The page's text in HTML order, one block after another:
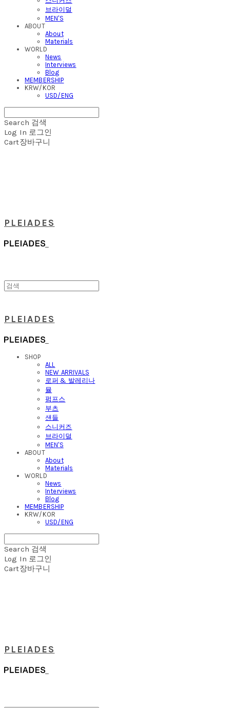
브라이덜
MEN'S
ABOUT
About
Materials
WORLD
News
Interviews
Blog
MEMBERSHIP
KRW/KOR
USD/ENG
Search 검색
Log In 로그인
Cart장바구니
PLEIADES
PLEIADES
SHOP
ALL
NEW ARRIVALS
로퍼 & 발레리나
뮬
펌프스
부츠
샌들
스니커즈
브라이덜
MEN'S
ABOUT
About
Materials
WORLD
News
Interviews
Blog
MEMBERSHIP
KRW/KOR
USD/ENG
Search 검색
Log In 로그인
Cart장바구니
PLEIADES